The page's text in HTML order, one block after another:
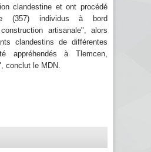
clandestine et ont procédé
(357) individus à bord
artisanale", alors
clandestins de différentes
appréhendés à Tlemcen,
conclut le MDN.